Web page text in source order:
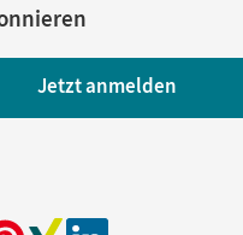
Jetzt anmelden